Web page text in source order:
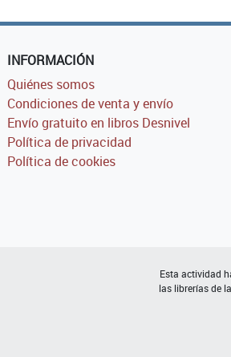
INFORMACIÓN
Quiénes somos
Condiciones de venta y envío
Envío gratuito en libros Desnivel
Política de privacidad
Política de cookies
Esta actividad
las librerías de